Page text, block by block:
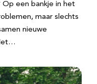
een bankje in het
maar slechts
nieuwe